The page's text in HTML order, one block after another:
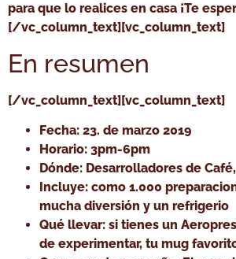
para que lo realices en casa ¡Te
[/vc_column_text][vc_column_text]
En resumen
[/vc_column_text][vc_column_text]
Fecha: 23. de marzo 2019
Horario: 3pm-6pm
Dónde: Desarrolladores de
Incluye: como 1.000
mucha diversión y un refrigerio
Qué llevar: si tienes un
de experimentar, tu mug